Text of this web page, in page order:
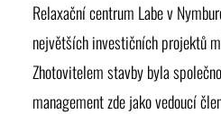
Relaxační centrum Labev
největších investičních projektů
Zhotovitelem stavby byla
management zde jako vedoucí